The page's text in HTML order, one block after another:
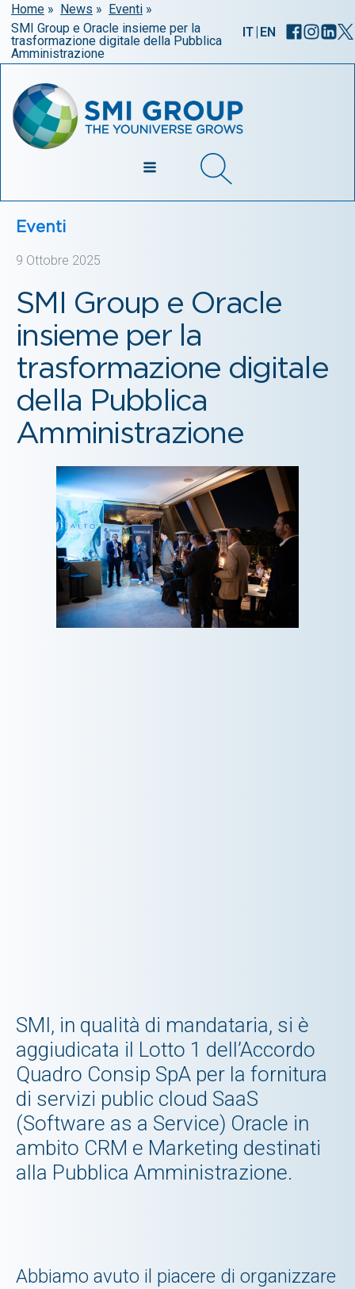
Home » News » Eventi »
SMI Group e Oracle insieme per la
trasformazione digitale della Pubblica
Amministrazione
IT| EN
Eventi
9 Ottobre 2025
SMI Group e Oracle
insieme per la
trasformazione digitale
della Pubblica
Amministrazione
SMI, in qualità di mandataria, si è
aggiudicata il Lotto 1 dell’Accordo
Quadro Consip SpA per la fornitura
di servizi public cloud SaaS
(Software as a Service) Oracle in
ambito CRM e Marketing destinati
alla Pubblica Amministrazione.
Abbiamo avuto il piacere di organizzare